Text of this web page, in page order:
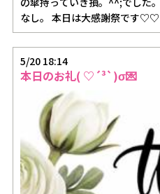
なし。 本日は大感謝祭です
5/20 18:14
本日のお礼( ♡´³`)σ💌